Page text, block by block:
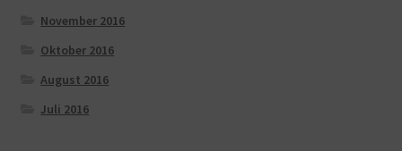
November 2016
Oktober 2016
August 2016
Juli 2016